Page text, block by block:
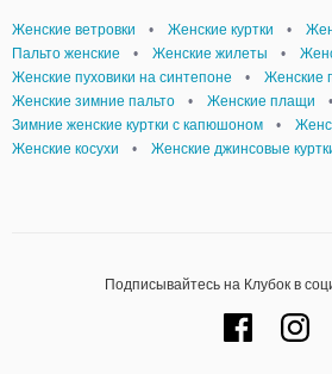
Женские ветровки • Женские куртки •
Пальто женские
• Женские жилеты •
Женские пуховики на синтепоне
• Женские
Женские зимние пальто
• Женские плащи •
Зимние женские куртки с капюшоном
•
Женские косухи
• Женские джинсовые
Подписывайтесь на Клубок в